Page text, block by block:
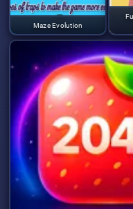
Maze Evolution